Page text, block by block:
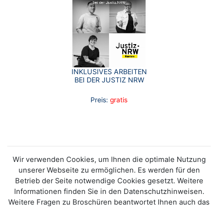
INKLUSIVES ARBEITEN
BEI DER JUSTIZ NRW
Preis: gratis
Wir verwenden Cookies, um Ihnen die optimale Nutzung
unserer Webseite zu ermöglichen. Es werden für den
Betrieb der Seite notwendige Cookies gesetzt. Weitere
Informationen finden Sie in den Datenschutzhinweisen.
Weitere Fragen zu Broschüren beantwortet Ihnen auch das